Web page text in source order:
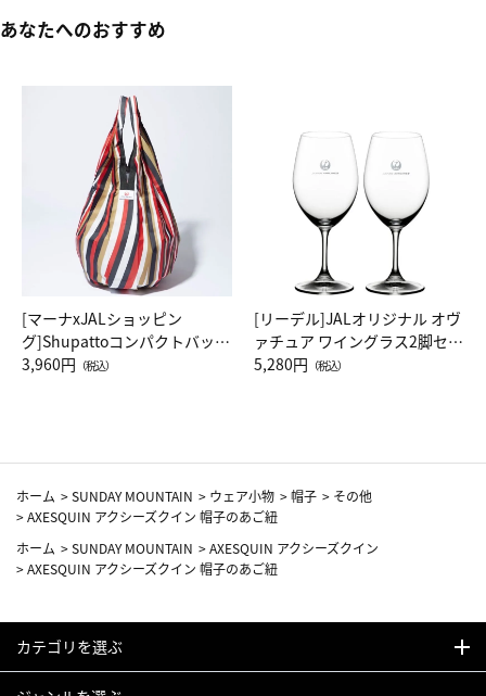
あなたへのおすすめ
[マーナxJALショッピン
グ]Shupattoコンパクトバッグ
Drop JAL客室乗務員（LC）ス
3,960円 （税込）
[リーデル]JALオリジナル オヴ
ァチュア ワイングラス2脚セッ
ト（レッドワイン）
5,280円 （税込）
ホーム >SUNDAY MOUNTAIN > ウェア小物 >帽子 > その他
>AXESQUIN アクシーズクイン 帽子のあご紐
ホーム >SUNDAY MOUNTAIN >AXESQUIN アクシーズクイン
>AXESQUIN アクシーズクイン 帽子のあご紐
カテゴリを選ぶ